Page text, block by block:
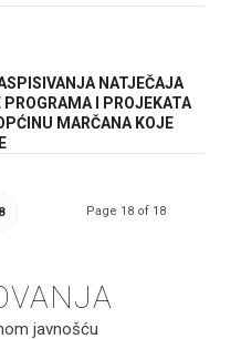
NATJEČAJA
I PROJEKATA
MARČANA KOJE
Page 18 of 18
javnošću